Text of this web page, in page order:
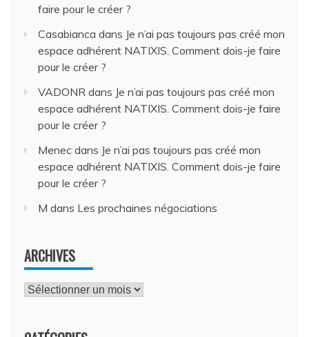
faire pour le créer ?
Casabianca dans Je n’ai pas toujours pas créé mon
espace adhérent NATIXIS. Comment dois-je faire
pour le créer ?
VADONR dans Je n’ai pas toujours pas créé mon
espace adhérent NATIXIS. Comment dois-je faire
pour le créer ?
Menec dans Je n’ai pas toujours pas créé mon
espace adhérent NATIXIS. Comment dois-je faire
pour le créer ?
M dans Les prochaines négociations
ARCHIVES
Archives